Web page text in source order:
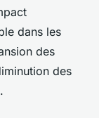
dans les
des
des